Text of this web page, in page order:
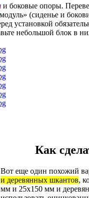
и боковые опоры.
(сиденье и
установкой
небольшой блок в
Как
Вот еще один похожий
и деревянных шкантов,
мм и 25х150 мм и